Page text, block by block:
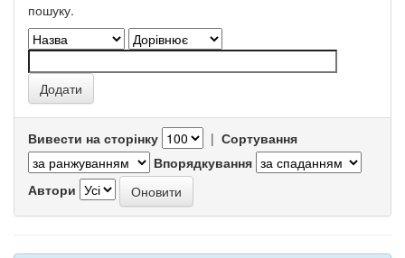
пошуку.
Вивести на сторінку | Сортування
Впорядкування
Автори